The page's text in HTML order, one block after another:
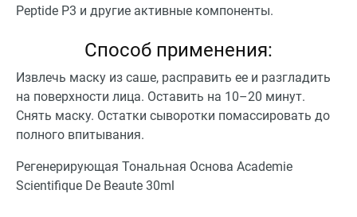
Peptide P3 и другие активные компоненты.
Способ применения:
Извлечь маску из саше, расправить ее и разгладить
на поверхности лица. Оставить на 10–20 минут.
Снять маску. Остатки сыворотки помассировать до
полного впитывания.
Регенерирующая Тональная Основа Academie
Scientifique De Beaute 30ml